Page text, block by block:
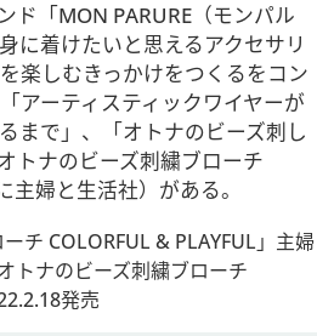
ド「MON PARURE（モンパル
に着けたいと思えるアクセサリ
楽しむきっかけをつくるをコン
アーティスティックワイヤーが
まで」、「オトナのビーズ刺し
トナのビーズ刺繍ブローチ
婦と生活社）がある。
チ COLORFUL & PLAYFUL」主婦
トナのビーズ刺繍ブローチ
発売